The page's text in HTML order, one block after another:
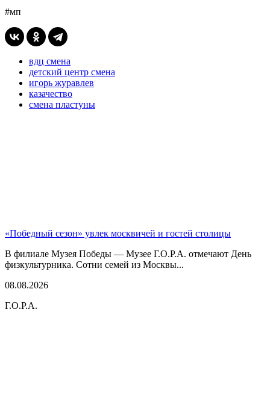
#мп
вдц смена
детский центр смена
игорь журавлев
казачество
смена пластуны
«Победный сезон» увлек москвичей и гостей столицы
В филиале Музея Победы — Музее Г.О.Р.А. отмечают День
физкультурника. Сотни семей из Москвы...
08.08.2026
Г.О.Р.А.